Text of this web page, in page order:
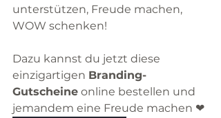
unterstützen, Freude machen,
WOW schenken!
Dazu kannst du jetzt diese
einzigartigen Branding-
Gutscheine online bestellen und
jemandem eine Freude machen ❤